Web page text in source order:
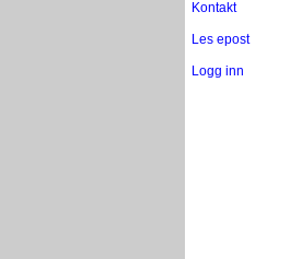
Kontakt
Les epost
Logg inn